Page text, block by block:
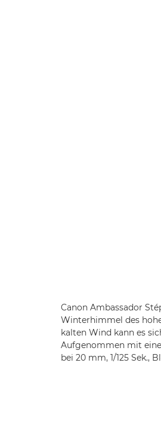
Canon Ambassador
Winterhimmel des
kalten Wind kann es
Aufgenommen mit
bei 20 mm, 1/125 Sek.,